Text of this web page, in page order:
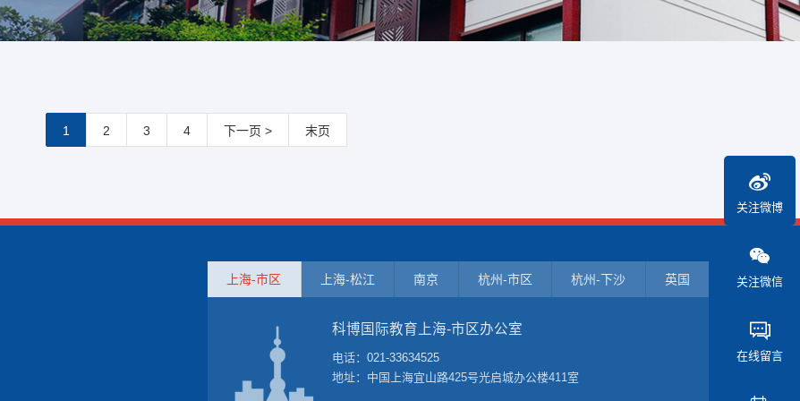
1 2 3 4 下一页 > 末页
上海-市区 上海-松江 南京 杭州-市区 杭州-下沙 英国
科博国际教育上海-市区办公室
电话： 021-33634525
地址：中国上海宜山路425号光启城办公楼411室
关注微博
关注微信
在线留言